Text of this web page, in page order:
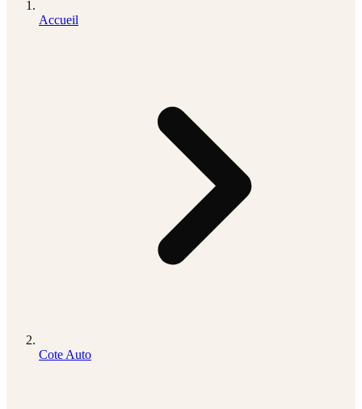
Accueil
Cote Auto